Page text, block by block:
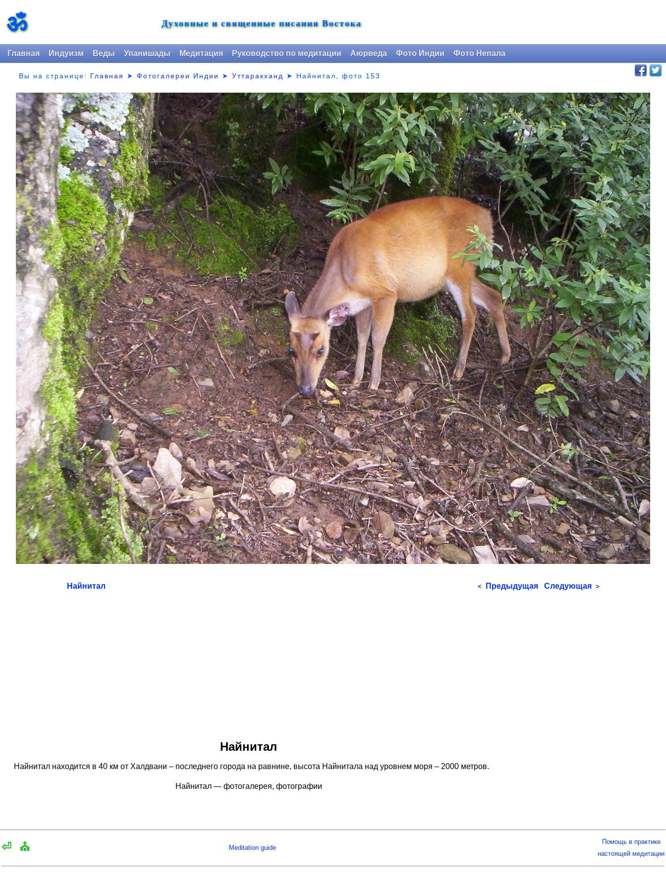
ॐ Духовные и священные писания Востока
Главная Индуизм Веды Упанишады Медитация Руководство по медитации Аюрведа Фото Индии Фото Непала
Вы на странице: Главная ➤Фотогалереи Индии ➤Уттаракханд ➤ Найнитал, фото 153
Найнитал < Предыдущая Следующая >
Найнитал
Найнитал находится в 40 км от Халдвани – последнего города на равнине, высота Найнитала над уровнем моря – 2000 метров.
Найнитал — фотогалерея, фотографии
⏎ ⛪ Meditation guide
Помощь в практике
настоящей медитации